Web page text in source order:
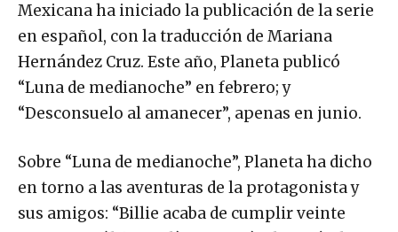
Mexicana ha iniciado la publicación de la serie
en español, con la traducción de Mariana
Hernández Cruz. Este año, Planeta publicó
“Luna de medianoche” en febrero; y
“Desconsuelo al amanecer”, apenas en junio.
Sobre “Luna de medianoche”, Planeta ha dicho
en torno a las aventuras de la protagonista y
sus amigos: “Billie acaba de cumplir veinte